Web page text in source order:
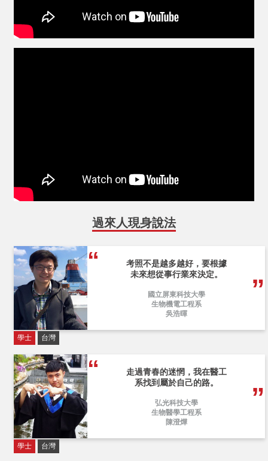
過來人現身說法
考照不是越多越好，要根據
未來想從事行業來決定。
國立屏東科技大學
生物機電工程系
吳浩暉
學士 台灣
走過青春的迷惘，我在醫工
系找到屬於自己的路。
弘光科技大學
生物醫學工程系
陳澄燁
學士 台灣